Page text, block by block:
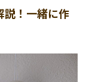
説！一緒に作